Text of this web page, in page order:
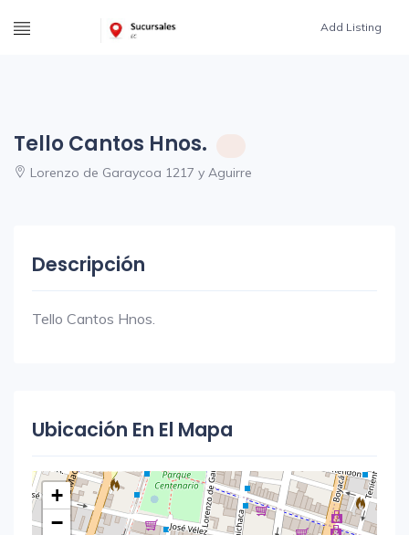
Add Listing
Tello Cantos Hnos.
Lorenzo de Garaycoa 1217 y Aguirre
Descripción
Tello Cantos Hnos.
Ubicación En El Mapa
+
−